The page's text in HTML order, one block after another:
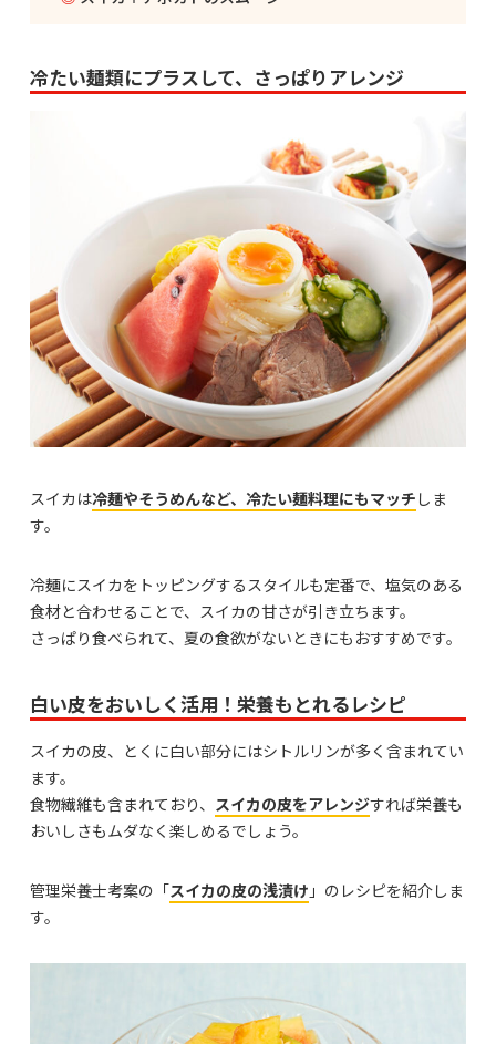
冷たい麺類にプラスして、さっぱりアレンジ
スイカは冷麺やそうめんなど、冷たい麺料理にもマッチ しま
す。
冷麺にスイカをトッピングするスタイルも定番で、塩気のある
食材と合わせることで、スイカの甘さが引き立ちます。
さっぱり食べられて、夏の食欲がないときにもおすすめです。
白い皮をおいしく活用！栄養もとれるレシピ
スイカの皮、とくに白い部分にはシトルリンが多く含まれてい
ます。
食物繊維も含まれており、 スイカの皮をアレンジすれば栄養も
おいしさもムダなく楽しめるでしょう。
管理栄養士考案の「スイカの皮の浅漬け 」のレシピを紹介しま
す。